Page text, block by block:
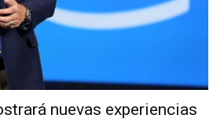
nuevas experiencias